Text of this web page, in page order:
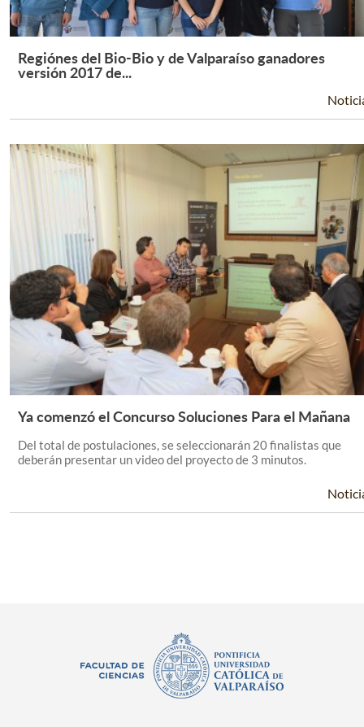
Leer Más +
Regiónes del Bio-Bio y de Valparaíso ganadores
versión 2017 de...
Leer Más +
Ya comenzó el Concurso Soluciones Para el Mañana
Del total de postulaciones, se seleccionarán 20 finalistas que
deberán presentar un video del proyecto de 3 minutos.